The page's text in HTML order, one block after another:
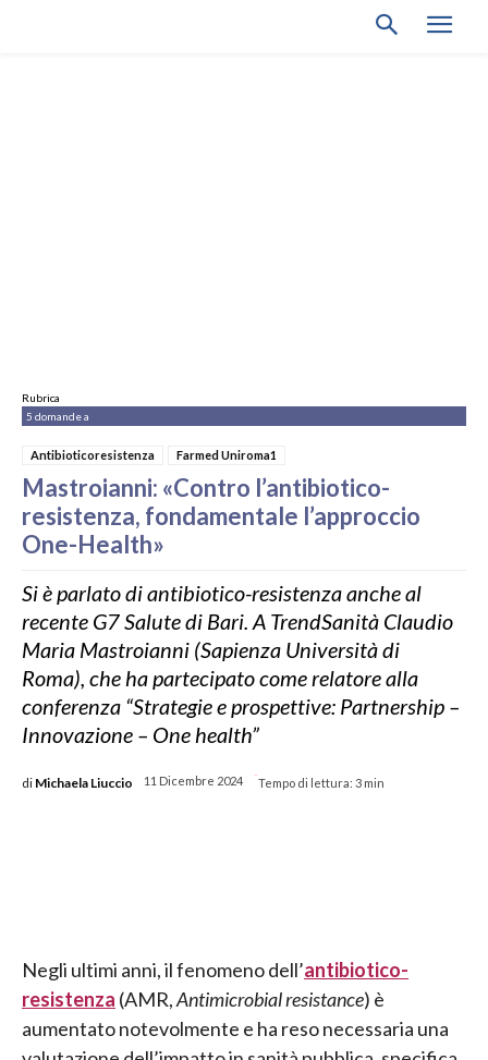
Rubrica
5 domande a
Antibioticoresistenza Farmed Uniroma1
Mastroianni: «Contro l’antibiotico-
resistenza, fondamentale l’approccio
One-Health»
Si è parlato di antibiotico-resistenza anche al
recente G7 Salute di Bari. A TrendSanità Claudio
Maria Mastroianni (Sapienza Università di
Roma), che ha partecipato come relatore alla
conferenza “Strategie e prospettive: Partnership –
Innovazione – One health”
di Michaela Liuccio 11 Dicembre 2024
-
Tempo di lettura: 3 min
Negli ultimi anni, il fenomeno dell’antibiotico-
resistenza (AMR,Antimicrobial resistance) è
aumentato notevolmente e ha reso necessaria una